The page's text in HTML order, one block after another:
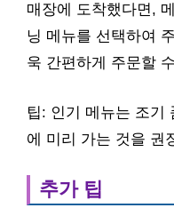
매장에 도착했다면,
닝 메뉴를 선택하여
욱 간편하게 주문할
팁: 인기 메뉴는 조기
에 미리 가는 것을 권
추가 팁